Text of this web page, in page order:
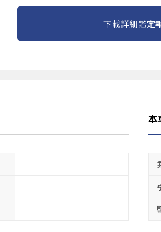
下載詳細鑑定
本